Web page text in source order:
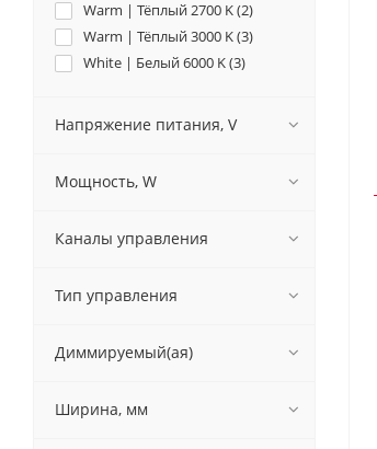
Warm | Тёплый 2700 K (2)
Warm | Тёплый 3000 K (3)
White | Белый 6000 K (3)
Напряжение питания, V
Мощность, W
Каналы управления
Тип управления
Диммируемый(ая)
Ширина, мм